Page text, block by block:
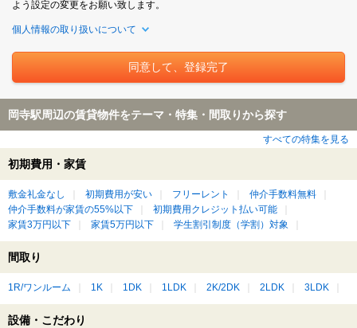
よう設定の変更をお願い致します。
個人情報の取り扱いについて
岡寺駅周辺の賃貸物件をテーマ・特集・間取りから探す
すべての特集を見る
初期費用・家賃
敷金礼金なし 初期費用が安い フリーレント
仲介手数料無料
仲介手数料が家賃の55%以下
初期費用クレジット払い可能
家賃3万円以下
家賃5万円以下 学生割引制度（学割）対象
間取り
1R/ワンルーム 1K 1DK 1LDK 2K/2DK 2LDK 3LDK
設備・こだわり